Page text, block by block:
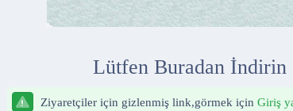
Lütfen Buradan İndirin
Ziyaretçiler için gizlenmiş link,görmek içinGiriş